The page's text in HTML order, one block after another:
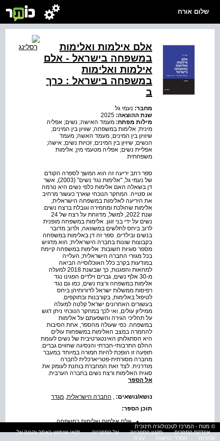
שלום אורח
אלם אילמות ואלימות
במשפחה בישראל - אלם
אילמות ואלימות
במשפחה בישראל : כרך
ב
מחבר: נעמי גל
שנת ההוצאה:
מילות מפתח: מעמד האישה; נשים; אפליה
מינית; אלימות במשפחה; שוויון בין המינים;
שיוויון בין המינים; מעמד האשה; מעמד
הנשים; שיויון בין המינים; זכויות נשים; אישה;
אפליית נשים; אפליה מטעמי מין; אלימות
משפחתית
ספר רחב יריעה זה הוא המשך לספרה הקודם
של נעמי גל, "אלימות נגד נשים" (2003), אשר
דן בשאלה האם אלימות כלפי נשים היא נורמה
או סטייה. המחקר הנוכחי שארך כעשור מרחיב
את היריעה לאלימות במשפחה הישראלית,
אלימות שהולכת ומחמירה וגובלת ברצח נשים.
שנת 2022, למשל, מדווחת על רצח של 24
נשים על ידי בני זוגן. אלימות במשפחה מופנית
לרוב ביחס לחלשים במשוואה, ולרוב מדובר
בנשים ובילדים. ספר זה דן באלימות במשפחה
בקבוצות שונות בחברה הישראלית; הוא מדגיש
מספר סוגיות חשובות: אלימות במשפחה קיימת
בכל מגזרי החברה הישראלית; העלייה
במודעות בקרב כלל האוכלוסייה הביאה
למחאות והפגנות, כך שבשנת 2018 למעלה
מ-30 אלף נשים, גברים וילדים הפגינו נגד
אלימות במשפחה ורצח נשים, כמו גם נגד
רפיסות ממשלות ישראל לדורותיהן ביחס
לטיפול באלימות, בקורבנות ובתוקפים.
בעשורים האחרונים ישראל קלטה למעלה
ממיליון עולים, ואי לכך במחקר הנוכחי ניתן דגש
על תהליכי הגירה והשפעתם על אלימות
במשפחה. כפי שעולה מהספר, אחת הסיבות
להחמרה במצב האלימות במשפחות עולים
היא הסתגלותן האינטגרטיבית של נשים לעומת
ההלם התרבותי-חברתי והנסיגה שחווים גברים.
תופעה זו הופכת להיות חמורה במיוחד במעבר
מחברה מסורתית-פטריארכלית לחברה
מודרנית. לצד זאת המחברת בוחנת לעומק את
סוגית האלימות ורצח נשים בחברה הערבית.
אל הספר
נושא/נושאים: החברה הישראלית מגדר
תוכן הספר:
אלם אילמות ואלימות במשפחה
תוכן העניינים
© מטח - המרכז לטכנולוגיה חינוכית
אינדקס הספרים
תקנון הספרייה על הספרייה
תנאי שימוש באתר והגנה על
פרטיות
הסדרי נגישות עזרה